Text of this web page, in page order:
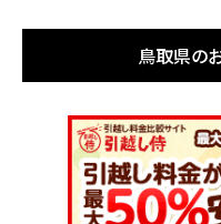
鳥取県の